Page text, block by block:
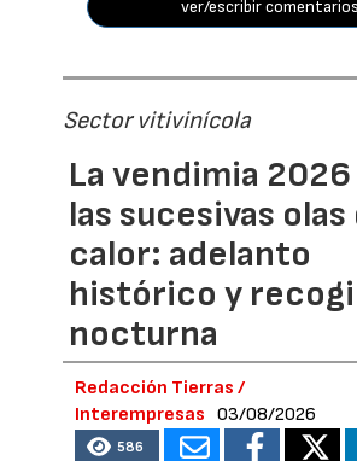
ver/escribir comentarios
Sector vitivinícola
La vendimia
las sucesivas olas
calor: adelanto
histórico y
nocturna
Redacción Tierras /
Interempresas
03/08/2026
586